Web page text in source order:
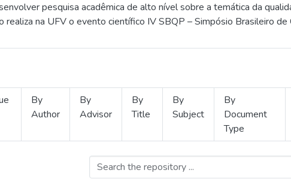
pesquisa acadêmica de alto nível sobre a temática da
realiza na UFV o evento científico IV SBQP – Simpósio Brasileiro
By
Author
By
Advisor
By
Title
By
Subject
By
Document
Type